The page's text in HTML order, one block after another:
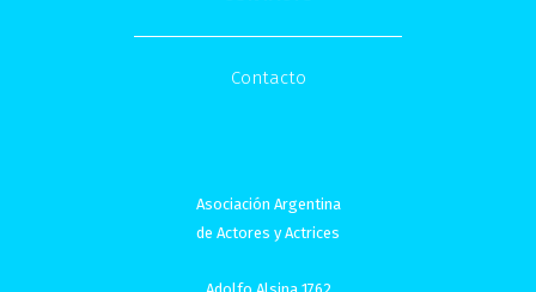
Contacto
Asociación Argentina
de Actores y Actrices